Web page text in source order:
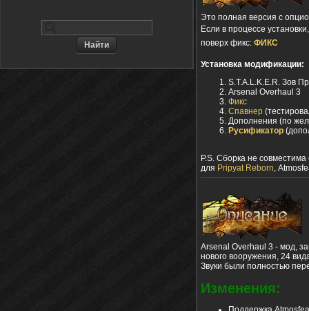
Это полная версия с
Если в процессе
поверх фикс: ФИКС
Установка модификации:
S.T.A.L.K.E.R. Зов
Arsenal Overhaul 3
Фикс
Спавнер
Дополнения (по
Русификатор
P.S. Сборка не
для Pripyat Reborn,
Arsenal Overhaul 3 - мод,
нового вооружения, 24
Звуки были полностью
Изменения: